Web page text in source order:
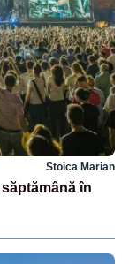
Stoica Marian
în